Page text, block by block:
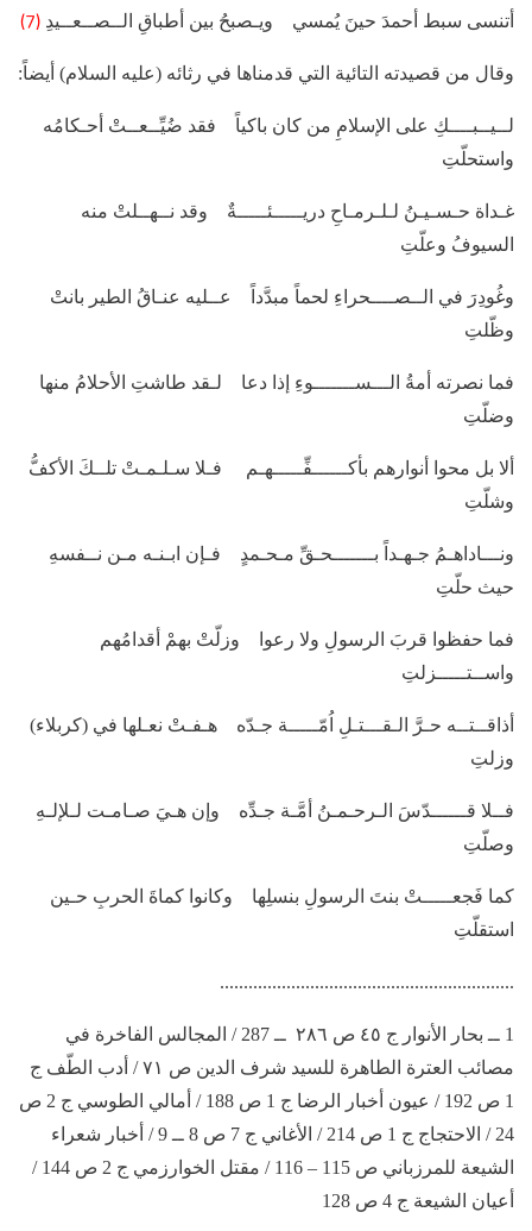
أتنسى سبط أحمدَ حينَ يُمسي ويـصبحُ بين أطباقِ الــصــعــيدِ (7)
وقال من قصيدته التائية التي قدمناها في رثائه (عليه السلام) أيضاً:
لــيــبــــكِ على الإسلامِ من كان باكياً فقد ضُيِّــعــتْ أحـكامُه
واستحلّتِ
غـداة حـسـيـنُ لـلـرمـاحِ دريـــــئـــــةٌ وقد نــهــلتْ منه
السيوفُ وعلّتِ
وغُودِرَ في الــصــــحراءِ لحماً مبدَّداً عــليه عنـاقُ الطير بانتْ
وظّلتِ
فما نصرته أمةُ الـــســـــــوءِ إذا دعا لـقد طاشتِ الأحلامُ منها
وضلّتِ
ألا بل محوا أنوارهم بأكــــــفِّـــــهـم فـلا سـلـمـتْ تلــكَ الأكفُّ
وشلّتِ
ونـــاداهـمُ جـهـداً بـــــــحـقِّ مـحـمدٍ فـإن ابـنـه مـن نــفسهِ
حيث حلّتِ
فما حفظوا قربَ الرسولِ ولا رعوا وزلّتْ بهمْ أقدامُهم
واســتـــــزلتِ
أذاقــتــه حـرَّ الـقـــتـلِ اُمّـــــة جـدّه هـفـتْ نعـلها في (كربلاء)
وزلتِ
فــلا قــــــدّسَ الـرحـمـنُ أمَّـة جـدِّه وإن هـيَ صـامـت لـلإلـهِ
وصلّتِ
كما فَجعـــــتْ بنتَ الرسولِ بنسلِها وكانوا كماةَ الحربِ حـين
استقلّتِ
..............................................................
1 ــ بحار الأنوار ج ٤٥ ص ٢٨٦ ــ 287 / المجالس الفاخرة في
مصائب العترة الطاهرة للسيد شرف الدين ص ٧١ / أدب الطّف ج
1 ص 192 / عيون أخبار الرضا ج 1 ص 188 / أمالي الطوسي ج 2 ص
24 / الاحتجاج ج 1 ص 214 / الأغاني ج 7 ص 8 ــ 9 / أخبار شعراء
الشيعة للمرزباني ص 115 – 116 / مقتل الخوارزمي ج 2 ص 144 /
أعيان الشيعة ج 4 ص 128